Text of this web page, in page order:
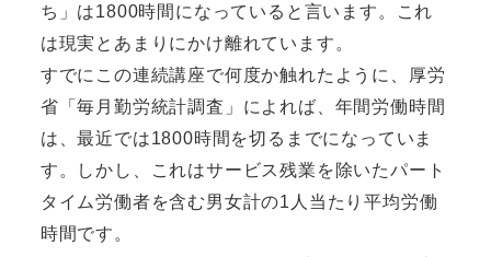
ち」は1800時間になっていると言います。これ
は現実とあまりにかけ離れています。
すでにこの連続講座で何度か触れたように、厚労
省「毎月勤労統計調査」によれば、年間労働時間
は、最近では1800時間を切るまでになっていま
す。しかし、これはサービス残業を除いたパート
タイム労働者を含む男女計の1人当たり平均労働
時間です。